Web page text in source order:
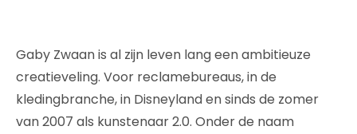
Gaby Zwaan is al zijn leven lang een ambitieuze
creatieveling. Voor reclamebureaus, in de
kledingbranche, in Disneyland en sinds de zomer
van 2007 als kunstenaar 2.0. Onder de naam